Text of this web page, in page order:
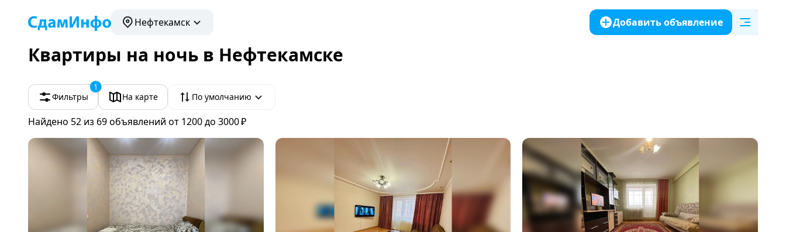
Нефтекамск Добавить объявление
Квартиры на ночь в Нефтекамске
Фильтры
1
На карте По умолчанию
Найдено 52 из 69 объявлений от 1200 до 3000 ₽